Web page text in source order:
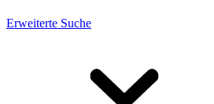
Erweiterte Suche